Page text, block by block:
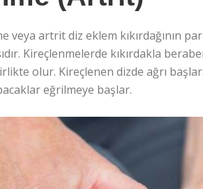
artrit diz eklem kıkırdağının
Kireçlenmelerde kıkırdakla
olur. Kireçlenen dizde ağrı
eğrilmeye başlar.